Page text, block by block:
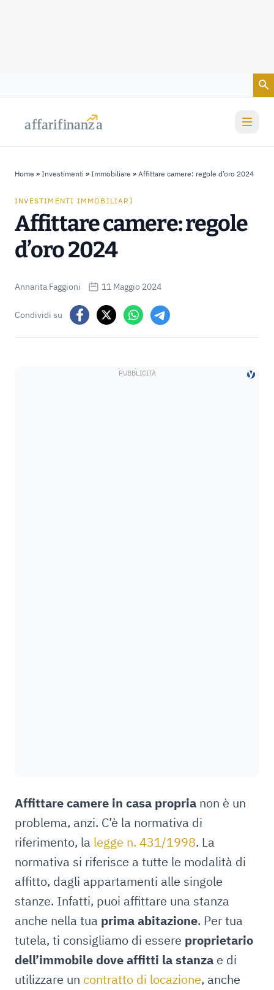
affarifinanza
affarifinanza
Home » Investimenti » Immobiliare » Affittare camere: regole d’oro 2024
INVESTIMENTI IMMOBILIARI
Affittare camere: regole
d’oro 2024
Annarita Faggioni 11 Maggio 2024
Condividi su
Affittare camere in casa propria non è un
problema, anzi. C’è la normativa di
riferimento, la legge n. 431/1998. La
normativa si riferisce a tutte le modalità di
affitto, dagli appartamenti alle singole
stanze. Infatti, puoi affittare una stanza
anche nella tua prima abitazione. Per tua
tutela, ti consigliamo di essere proprietario
dell’immobile dove affitti la stanza e di
utilizzare un contratto di locazione, anche